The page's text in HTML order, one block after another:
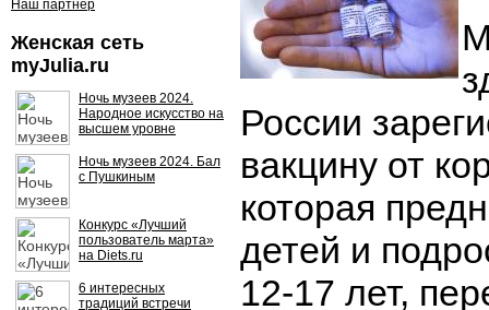
Наш партнёр
Женская сеть
myJulia.ru
Ночь музеев 2024.
Народное искусство на
высшем уровне
Ночь музеев 2024. Бал
с Пушкиным
Конкурс «Лучший
пользователь марта»
на Diets.ru
6 интересных
традиций встречи
России
вакцину от
которая
детей и
12-17 лет,